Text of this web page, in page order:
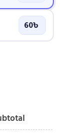
60৳